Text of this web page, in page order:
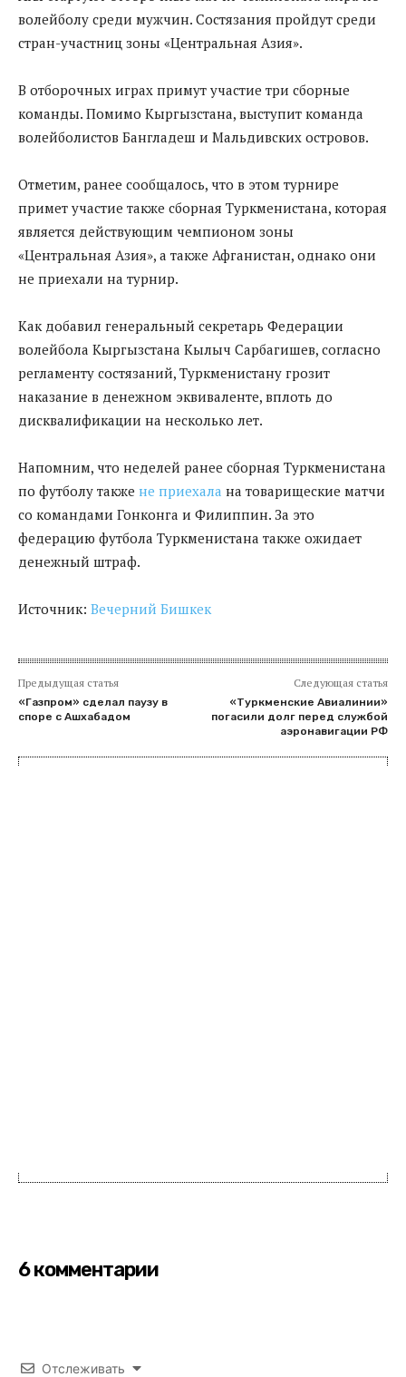
волейболу среди мужчин. Состязания пройдут среди
стран-участниц зоны «Центральная Азия».
В отборочных играх примут участие три сборные
команды. Помимо Кыргызстана, выступит команда
волейболистов Бангладеш и Мальдивских островов.
Отметим, ранее сообщалось, что в этом турнире
примет участие также сборная Туркменистана, которая
является действующим чемпионом зоны
«Центральная Азия», а также Афганистан, однако они
не приехали на турнир.
Как добавил генеральный секретарь Федерации
волейбола Кыргызстана Кылыч Сарбагишев, согласно
регламенту состязаний, Туркменистану грозит
наказание в денежном эквиваленте, вплоть до
дисквалификации на несколько лет.
Напомним, что неделей ранее сборная Туркменистана
по футболу также не приехала на товарищеские матчи
со командами Гонконга и Филиппин. За это
федерацию футбола Туркменистана также ожидает
денежный штраф.
Источник: Вечерний Бишкек
Предыдущая статья
«Газпром» сделал паузу в
споре с Ашхабадом
Следующая статья
«Туркменские Авиалинии»
погасили долг перед службой
аэронавигации РФ
6 комментарии
Отслеживать